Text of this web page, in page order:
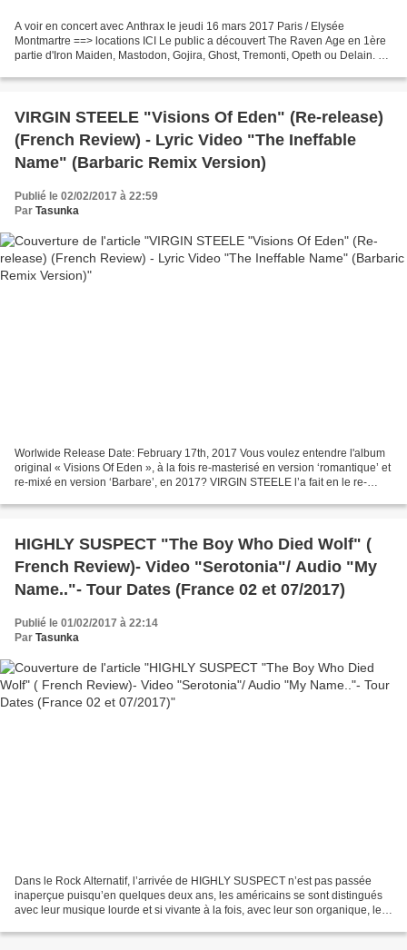
A voir en concert avec Anthrax le jeudi 16 mars 2017 Paris / Elysée
Montmartre ==> locations ICI Le public a découvert The Raven Age en 1ère
partie d'Iron Maiden, Mastodon, Gojira, Ghost, Tremonti, Opeth ou Delain. En
VIRGIN STEELE "Visions Of Eden" (Re-release)
(French Review) - Lyric Video "The Ineffable
Name" (Barbaric Remix Version)
Publié le 02/02/2017 à 22:59
Par Tasunka
Worlwide Release Date: February 17th, 2017 Vous voulez entendre l'album
original « Visions Of Eden », à la fois re-masterisé en version ‘romantique’ et
re-mixé en version ‘Barbare’, en 2017? VIRGIN STEELE l’a fait en le re-
HIGHLY SUSPECT "The Boy Who Died Wolf" (
French Review)- Video "Serotonia"/ Audio "My
Name.."- Tour Dates (France 02 et 07/2017)
Publié le 01/02/2017 à 22:14
Par Tasunka
Dans le Rock Alternatif, l’arrivée de HIGHLY SUSPECT n’est pas passée
inaperçue puisqu’en quelques deux ans, les américains se sont distingués
avec leur musique lourde et si vivante à la fois, avec leur son organique, leur